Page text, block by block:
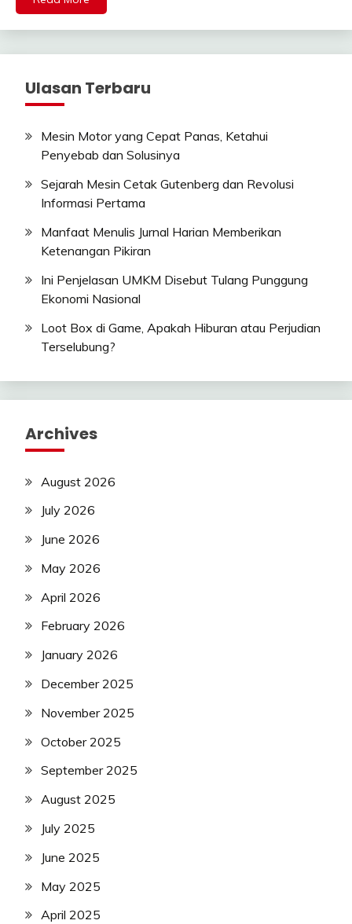
Ulasan Terbaru
Mesin Motor yang Cepat Panas, Ketahui
Penyebab dan Solusinya
Sejarah Mesin Cetak Gutenberg dan Revolusi
Informasi Pertama
Manfaat Menulis Jurnal Harian Memberikan
Ketenangan Pikiran
Ini Penjelasan UMKM Disebut Tulang Punggung
Ekonomi Nasional
Loot Box di Game, Apakah Hiburan atau Perjudian
Terselubung?
Archives
August 2026
July 2026
June 2026
May 2026
April 2026
February 2026
January 2026
December 2025
November 2025
October 2025
September 2025
August 2025
July 2025
June 2025
May 2025
April 2025